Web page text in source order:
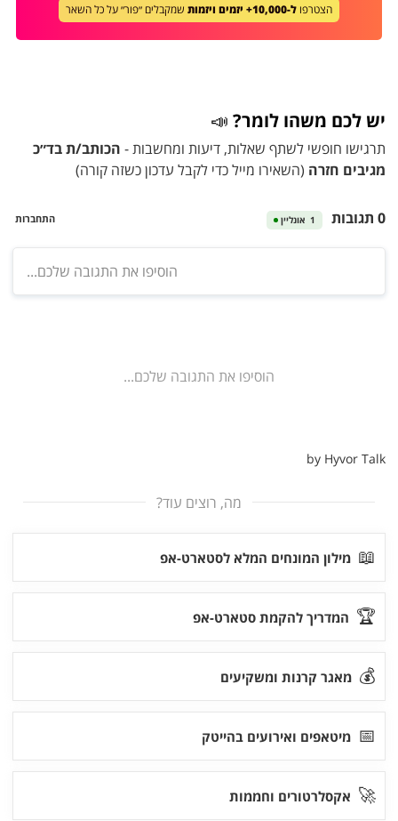
הצטרפו ל-10,000+ יזמים ויזמות שמקבלים ״פור״ על כל השאר
יש לכם משהו לומר? 📣
תרגישו חופשי לשתף שאלות, דיעות ומחשבות - הכותב/ת בד״כ
מגיבים חזרה (השאירו מייל כדי לקבל עדכון כשזה קורה)
מה, רוצים עוד?
📖 מילון המונחים המלא לסטארט-אפ
🏆 המדריך להקמת סטארט-אפ
💰 מאגר קרנות ומשקיעים
📅 מיטאפים ואירועים בהייטק
🚀 אקסלרטורים וחממות